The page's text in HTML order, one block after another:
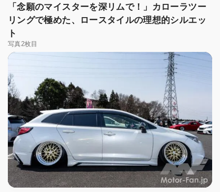
「念願のマイスターを深リムで！」カローラツー
リングで極めた、ロースタイルの理想的シルエッ
ト
写真2枚目